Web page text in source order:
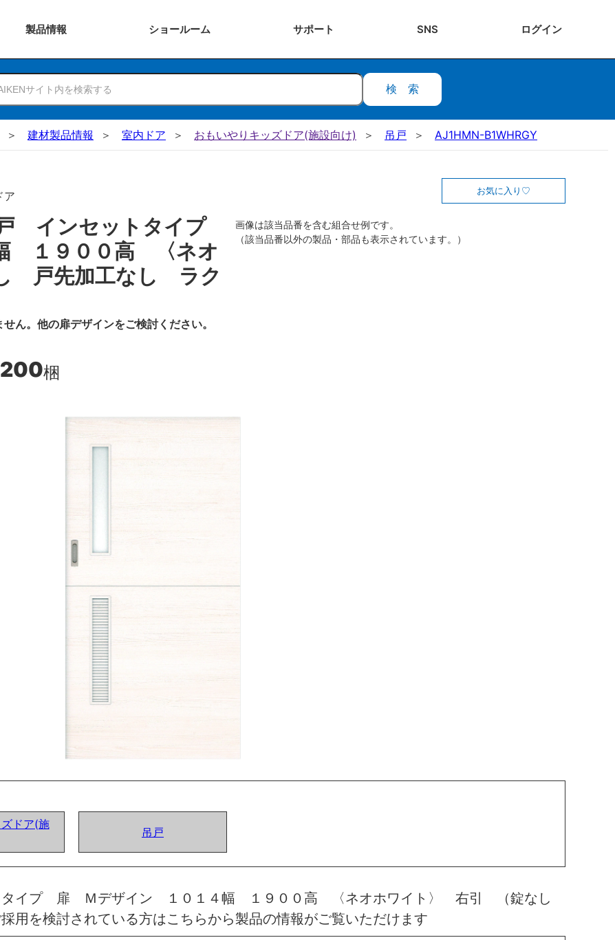
製品情報 ショールーム サポート SNS ログイン
検索
建材製品情報 室内ドア おもいやりキッズドア(施設向け) 吊戸 AJ1HMN-B1WHRGY
ア
インセットタイプ
１９００高 〈ネオ
戸先加工なし ラク
ん。他の扉デザインをご検討ください。
梱
お気に入り
画像は該当品番を含む組合せ例です。
（該当品番以外の製品・部品も表示されています。）
ドア(施
吊戸
タイプ 扉 Ｍデザイン １０１４幅 １９００高 〈ネオホワイト〉 右引 （錠なし
用を検討されている方はこちらから製品の情報がご覧いただけます